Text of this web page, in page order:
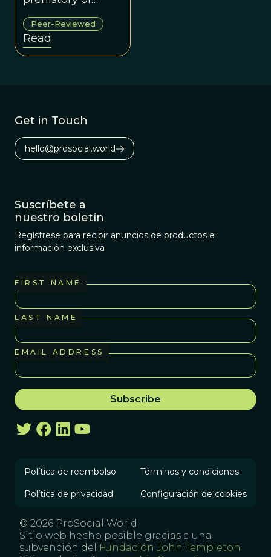
Nabokov’s
surprising,
controversial, and
ultimately
Polyommatini
Blue butterflies
across the
Peer-Reviewed
Read
Get in Touch
hello@prosocial.world
Suscríbete a
nuestro boletín
Regístrese para recibir anuncios de productos e
información exclusiva
FIRST NAME
LAST NAME
EMAIL ADDRESS
Política de reembolso Términos y condiciones
Política de privacidad Configuración de cookies
© 2026 ProSocial World
Sitio web hecho posible gracias a una
subvención del
Fundación John Templeton